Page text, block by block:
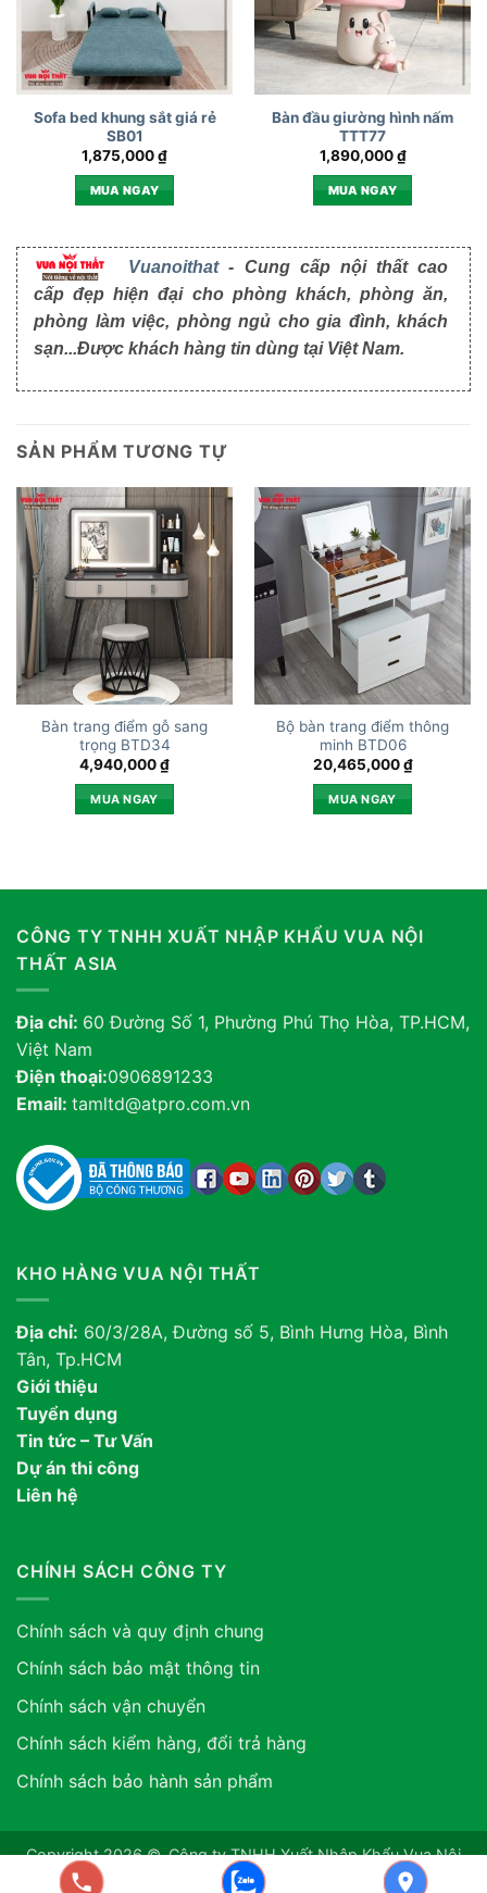
Sofa bed khung sắt giá rẻ
SB01
1,875,000₫
MUA NGAY
Bàn đầu giường hình nấm
TTT77
1,890,000₫
MUA NGAY
Vuanoithat- Cung cấp nội thất cao
cấp đẹp hiện đại cho phòng khách, phòng ăn,
phòng làm việc, phòng ngủ cho gia đình, khách
sạn...Được khách hàng tin dùng tại Việt Nam.
SẢN PHẨM TƯƠNG TỰ
Bàn trang điểm gỗ sang
trọng BTD34
4,940,000₫
MUA NGAY
Bộ bàn trang điểm thông
minh BTD06
20,465,000₫
MUA NGAY
CÔNG TY TNHH XUẤT NHẬP KHẨU VUA NỘI
THẤT ASIA
Địa chỉ: 60 Đường Số 1, Phường Phú Thọ Hòa, TP.HCM,
Việt Nam
Điện thoại:0906891233
Email: tamltd@atpro.com.vn
KHO HÀNG VUA NỘI THẤT
Địa chỉ: 60/3/28A, Đường số 5, Bình Hưng Hòa, Bình
Tân, Tp.HCM
Giới thiệu
Tuyển dụng
Tin tức – Tư Vấn
Dự án thi công
Liên hệ
CHÍNH SÁCH CÔNG TY
Chính sách và quy định chung
Chính sách bảo mật thông tin
Chính sách vận chuyển
Chính sách kiểm hàng, đổi trả hàng
Chính sách bảo hành sản phẩm
Copyright 2026 ©. Công ty TNHH Xuất Nhập Khẩu Vua Nội
Thất ASIA. GPDKKD: 0318507634 do sở KH & ĐT TP.HCM